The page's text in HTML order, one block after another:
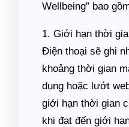
Wellbeing” bao
1. Giới hạn thời
Điện thoại sẽ ghi
khoảng thời gian
dụng hoặc lướt
giới hạn thời gian
khi đạt đến giới